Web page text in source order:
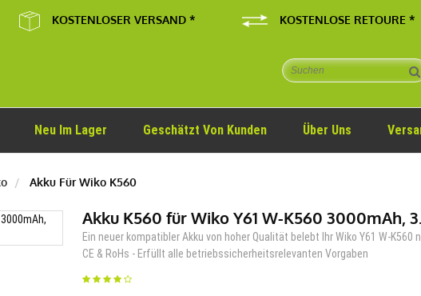
KOSTENLOSER VERSAND * KOSTENLOSE RETOURE *
Neu Im Lager Geschätzt Von Kunden Über Uns
Akku Für Wiko K560
Akku K560 für Wiko Y61 W-K560 3000mAh,
Ein neuer kompatibler Akku von hoher Qualität belebt Ihr Wiko Y61 W-K560
CE & RoHs - Erfüllt alle betriebssicherheitsrelevanten Vorgaben